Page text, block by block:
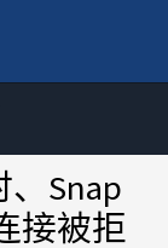
、Snap
接被拒